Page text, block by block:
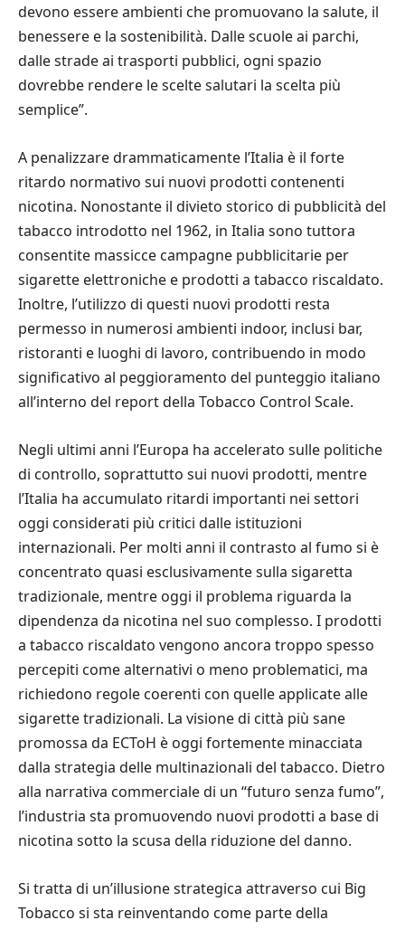
devono essere ambienti che promuovano la salute, il
benessere e la sostenibilità. Dalle scuole ai parchi,
dalle strade ai trasporti pubblici, ogni spazio
dovrebbe rendere le scelte salutari la scelta più
semplice”.
A penalizzare drammaticamente l’Italia è il forte
ritardo normativo sui nuovi prodotti contenenti
nicotina. Nonostante il divieto storico di pubblicità del
tabacco introdotto nel 1962, in Italia sono tuttora
consentite massicce campagne pubblicitarie per
sigarette elettroniche e prodotti a tabacco riscaldato.
Inoltre, l’utilizzo di questi nuovi prodotti resta
permesso in numerosi ambienti indoor, inclusi bar,
ristoranti e luoghi di lavoro, contribuendo in modo
significativo al peggioramento del punteggio italiano
all’interno del report della Tobacco Control Scale.
Negli ultimi anni l’Europa ha accelerato sulle politiche
di controllo, soprattutto sui nuovi prodotti, mentre
l’Italia ha accumulato ritardi importanti nei settori
oggi considerati più critici dalle istituzioni
internazionali. Per molti anni il contrasto al fumo si è
concentrato quasi esclusivamente sulla sigaretta
tradizionale, mentre oggi il problema riguarda la
dipendenza da nicotina nel suo complesso. I prodotti
a tabacco riscaldato vengono ancora troppo spesso
percepiti come alternativi o meno problematici, ma
richiedono regole coerenti con quelle applicate alle
sigarette tradizionali. La visione di città più sane
promossa da ECToH è oggi fortemente minacciata
dalla strategia delle multinazionali del tabacco. Dietro
alla narrativa commerciale di un “futuro senza fumo”,
l’industria sta promuovendo nuovi prodotti a base di
nicotina sotto la scusa della riduzione del danno.
Si tratta di un’illusione strategica attraverso cui Big
Tobacco si sta reinventando come parte della